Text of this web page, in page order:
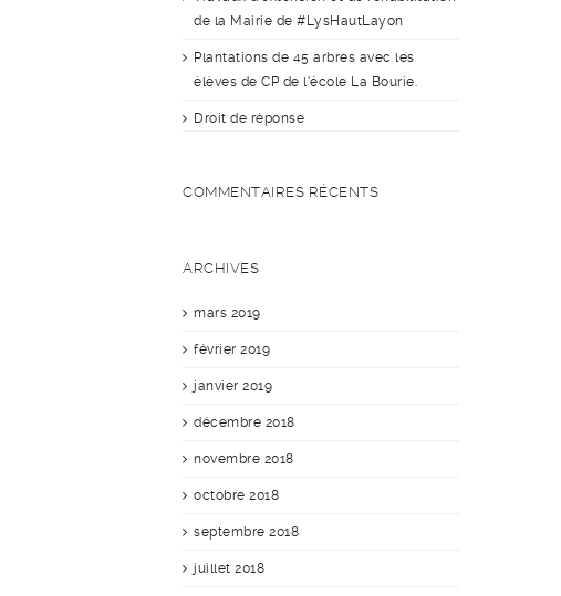
de la Mairie de #LysHautLayon
Plantations de 45 arbres avec les
élèves de CP de l’école La Bourie.
Droit de réponse
COMMENTAIRES RÉCENTS
ARCHIVES
mars 2019
février 2019
janvier 2019
décembre 2018
novembre 2018
octobre 2018
septembre 2018
juillet 2018